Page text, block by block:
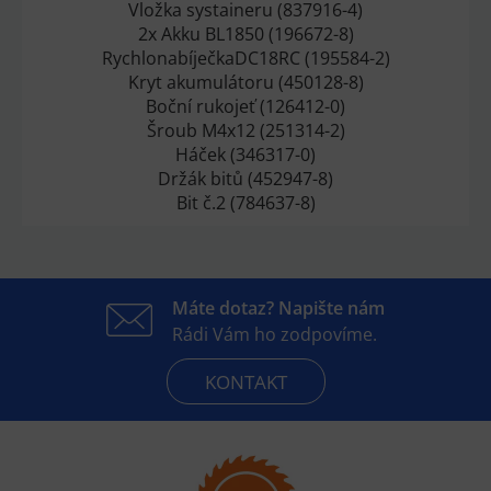
Vložka systaineru (837916-4)
2x Akku BL1850 (196672-8)
RychlonabíječkaDC18RC (195584-2)
Kryt akumulátoru (450128-8)
Boční rukojeť (126412-0)
Šroub M4x12 (251314-2)
Háček (346317-0)
Držák bitů (452947-8)
Bit č.2 (784637-8)
Máte dotaz? Napište nám
Rádi Vám ho zodpovíme.
KONTAKT